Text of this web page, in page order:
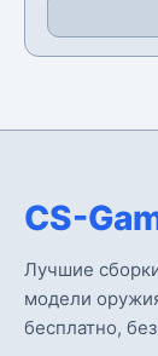
CS-
Лучшие
модели
бесплатно,